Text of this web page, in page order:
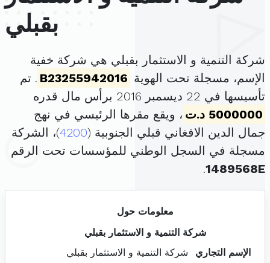
بقبلي
شركة التنمية و الاستثمار بقبلي هي شركة خفية
الإسم، مسجلة تحت الهوية B23255942016 . تم
تأسيسها في 22 ديسمبر 2016 برأس مال قدره
5000000 د.ت
، ويقع مقرها الرئيسي في نهج
جمال الدين الافغاني قبلي الجنوبية (4200)، الشركة
مسجلة في السجل الوطني للمؤسسات تحت الرقم
1489568E
.
معلومات حول
شركة التنمية و الاستثمار بقبلي
الإسم التجاري
شركة التنمية و الاستثمار بقبلي